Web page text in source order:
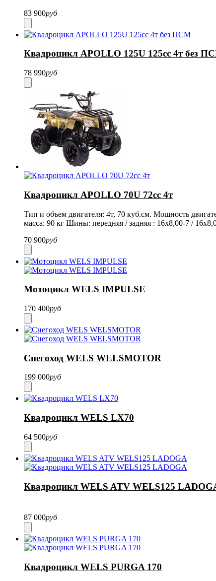
83 900руб
Квадроцикл APOLLO 125U 125сс 4т без
78 990руб
Квадроцикл APOLLO 70U 72сс 4т
Тип и объем двигателя: 4т, 70 куб.см. Мощность
масса: 90 кг Шины: передняя / задняя : 16x8,00-7 /
70 900руб
Мотоцикл WELS IMPULSE
170 400руб
Снегоход WELS WELSMOTOR
199 000руб
Квадроцикл WELS LX70
64 500руб
Квадроцикл WELS ATV WELS125
87 000руб
Квадроцикл WELS PURGA 170